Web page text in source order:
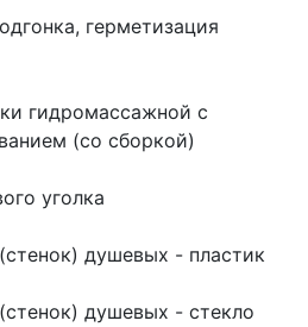
герметизация
гидромассажной с
(со сборкой)
уголка
душевых - пластик
душевых - стекло